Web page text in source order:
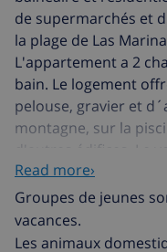
de supermarchés et
la plage de Las
L'appartement a 2
bain. Le logement
pelouse, gravier et
montagne, sur la
d'autres édifices. Le
pour faire du
de divertissement et
appartement un
vos vacances avec
Read more›
Groupes de jeunes
vacances.
Les animaux